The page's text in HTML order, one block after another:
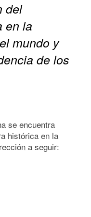
del
en la
mundo y
de los
se encuentra
histórica en la
a seguir: